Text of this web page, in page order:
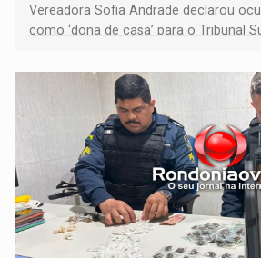
Vereadora Sofia Andrade declarou
como ‘dona de casa’ para o Tribunal